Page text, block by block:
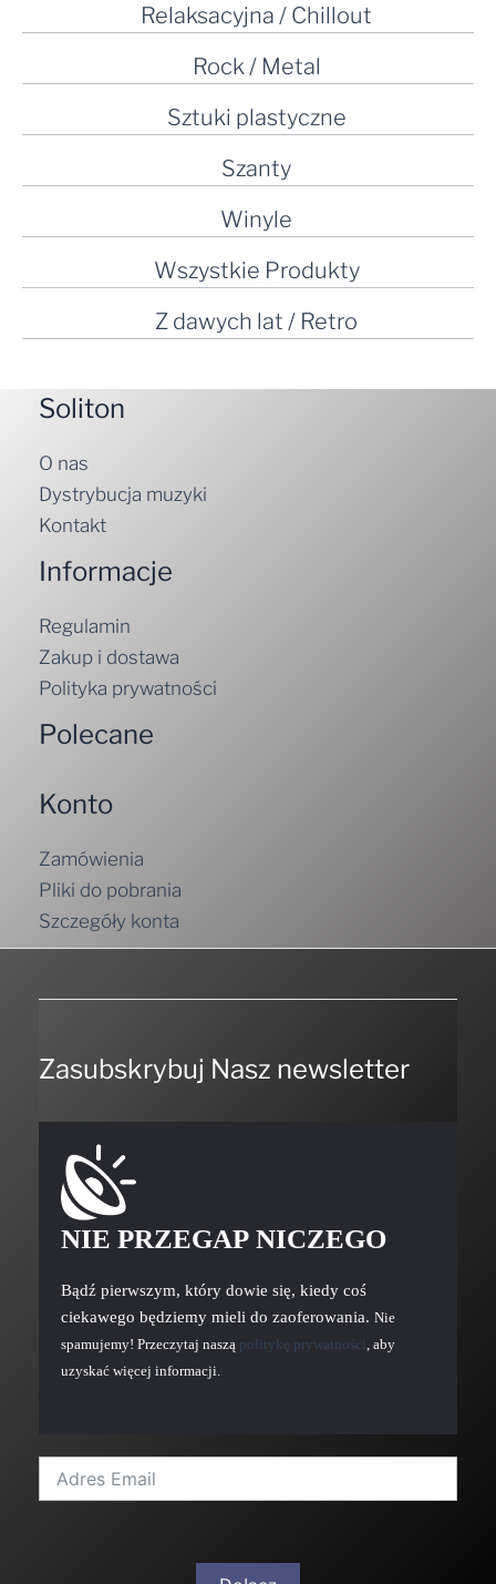
Relaksacyjna / Chillout
Rock / Metal
Sztuki plastyczne
Szanty
Winyle
Wszystkie Produkty
Z dawych lat / Retro
Soliton
O nas
Dystrybucja muzyki
Kontakt
Informacje
Regulamin
Zakup i dostawa
Polityka prywatności
Polecane
Konto
Zamówienia
Pliki do pobrania
Szczegóły konta
Zasubskrybuj Nasz newsletter
NIE PRZEGAP NICZEGO
Bądź pierwszym, który dowie się, kiedy coś
ciekawego będziemy mieli do zaoferowania. Nie
spamujemy! Przeczytaj naszą politykę prywatności , aby
uzyskać więcej informacji.